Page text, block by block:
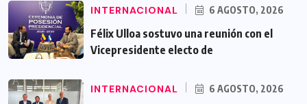
INTERNACIONAL 6 AGOSTO, 2026
Félix Ulloa sostuvo una reunión con el
Vicepresidente electo de
INTERNACIONAL 6 AGOSTO, 2026